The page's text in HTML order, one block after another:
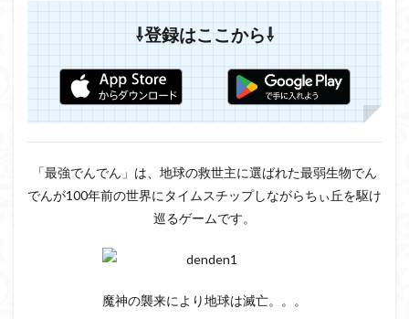
⇩登録はここから⇩
「最強でんでん」は、地球の救世主に選ばれた最弱生物でん
でんが100年前の世界にタイムスチップしながらちぃ丘を駆け
巡るゲームです。
魔神の襲来により地球は滅亡。。。